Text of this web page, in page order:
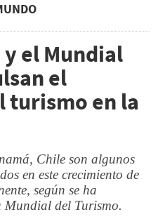
el Mundial
el
turismo en la
Chile son algunos
en este crecimiento de
según se ha
del Turismo.